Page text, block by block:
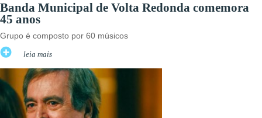
Banda Municipal de Volta Redonda comemora
45 anos
Grupo é composto por 60 músicos
leia mais